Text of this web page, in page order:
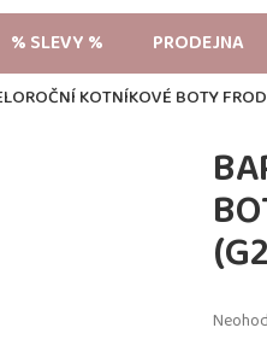
% SLEVY % PRODEJNA
KOTNÍKOVÉ BOTY